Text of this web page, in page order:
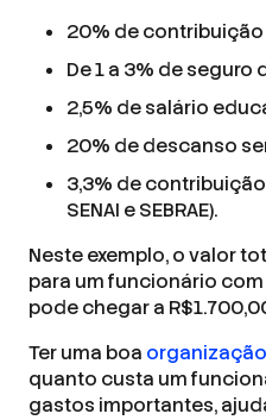
20% de
De 1 a 3% de
2,5% de salário
20% de descanso
3,3% de contribuição
SENAI e SEBRAE).
Neste exemplo, o valor
para um funcionário
pode chegar a
Ter uma boa
quanto custa um
gastos importantes,